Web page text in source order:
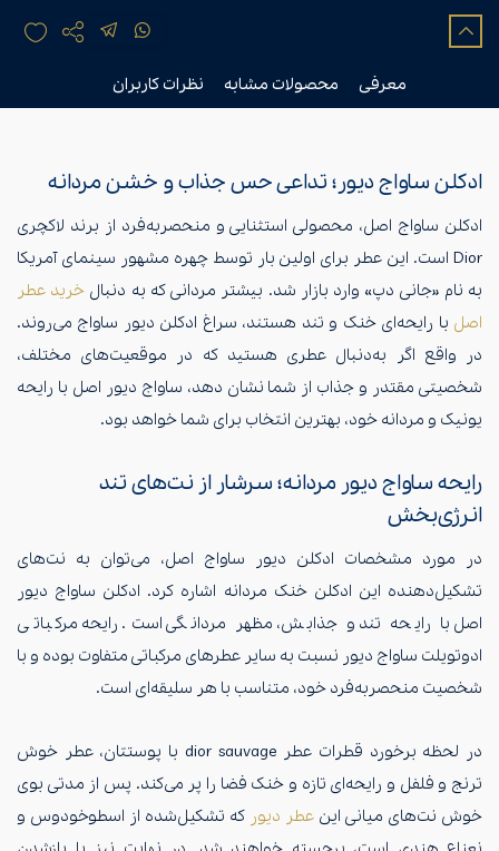
معرفی محصولات مشابه نظرات کاربران
ادکلن ساواج دیور؛ تداعی حس جذاب و خشن مردانه
ادکلن ساواج اصل، محصولی استثنایی و منحصربه‌فرد از برند لاکچری
Dior است. این عطر برای اولین بار توسط چهره مشهور سینمای آمریکا
به نام «جانی دپ» وارد بازار شد. بیشتر مردانی که به دنبال خرید عطر
اصل با رایحه‌ای خنک و تند هستند، سراغ ادکلن دیور ساواج می‌روند.
در واقع اگر به‌دنبال عطری هستید که در موقعیت‌های مختلف،
شخصیتی مقتدر و جذاب از شما نشان دهد، ساواج دیور اصل با رایحه
یونیک و مردانه خود، بهترین انتخاب برای شما خواهد بود.
رایحه ساواج دیور مردانه؛ سرشار از نت‌های تند
انرژی‌بخش
در مورد مشخصات ادکلن دیور ساواج اصل، می‌توان به نت‌های
تشکیل‌دهنده این ادکلن خنک مردانه اشاره کرد. ادکلن ساواج دیور
اصل با رایحه‌ تند و جذابش، مظهر مردانگی است. رایحه مرکباتی
ادوتویلت ساواج دیور نسبت به سایر عطرهای مرکباتی متفاوت بوده و با
شخصیت منحصربه‌فرد خود، متناسب با هر سلیقه‌ای است.
در لحظه برخورد قطرات عطر dior sauvage با پوستتان، عطر خوش
ترنج و فلفل و رایحه‌ای تازه و خنک فضا را پر می‌کند. پس از مدتی بوی
خوش نت‌های میانی این عطر دیور که تشکیل‌شده از اسطوخودوس و